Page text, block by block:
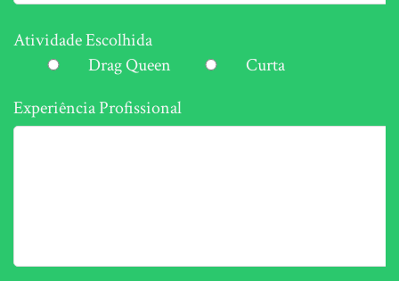
Atividade Escolhida
Drag Queen
Curta
Experiência Profissional